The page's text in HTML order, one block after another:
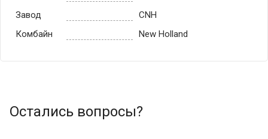
Завод
CNH
Комбайн
New Holland
Остались вопросы?